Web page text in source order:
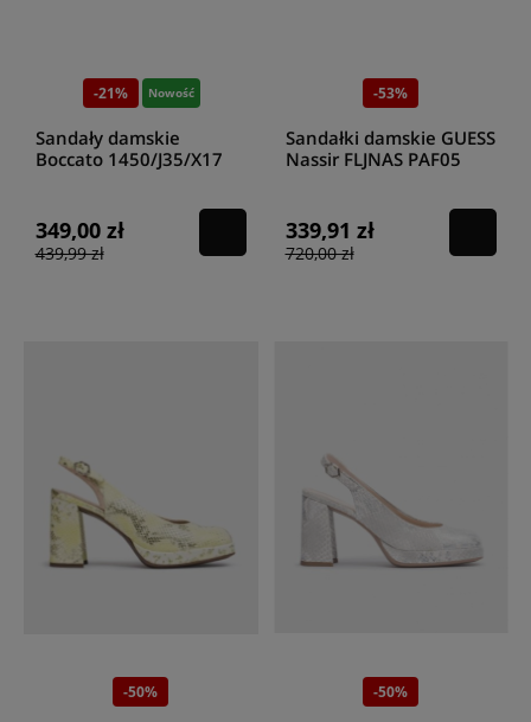
-21% Nowość
Sandały damskie
Boccato 1450/J35/X17
349,00 zł
439,99 zł
-53%
Sandałki damskie GUESS
Nassir FLJNAS PAF05
339,91 zł
720,00 zł
-50% -50%